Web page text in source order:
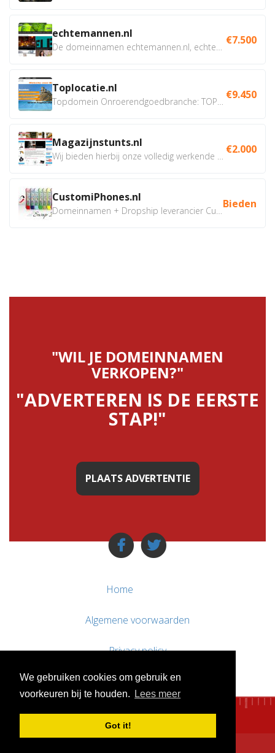
We gebruiken cookies om gebruik en
voorkeuren bij te houden.
Lees meer
Got it!
echtemannen.nl €7.500
Toplocatie.nl €9.450
Magazijnstunts.nl €2.000
CustomiPhones.nl Bieden
"WIL JE DOMEINNAMEN
VERKOPEN?"
"ADVERTEREN IS DE EERSTE
STAP!"
PLAATS ADVERTENTIE
Home
Algemene voorwaarden
Privacy policy
Contact / Support